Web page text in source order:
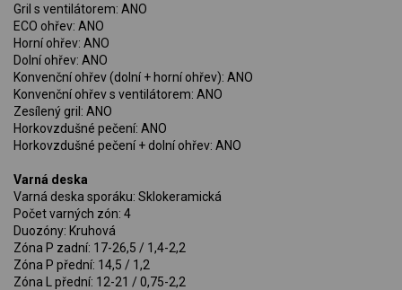
Gril s ventilátorem: ANO
ECO ohřev: ANO
Horní ohřev: ANO
Dolní ohřev: ANO
Konvenční ohřev (dolní + horní ohřev): ANO
Konvenční ohřev s ventilátorem: ANO
Zesílený gril: ANO
Horkovzdušné pečení: ANO
Horkovzdušné pečení + dolní ohřev: ANO
Varná deska
Varná deska sporáku: Sklokeramická
Počet varných zón: 4
Duozóny: Kruhová
Zóna P zadní: 17-26,5 / 1,4-2,2
Zóna P přední: 14,5 / 1,2
Zóna L přední: 12-21 / 0,75-2,2